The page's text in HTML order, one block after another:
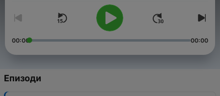
00:00 00:00
Епизоди